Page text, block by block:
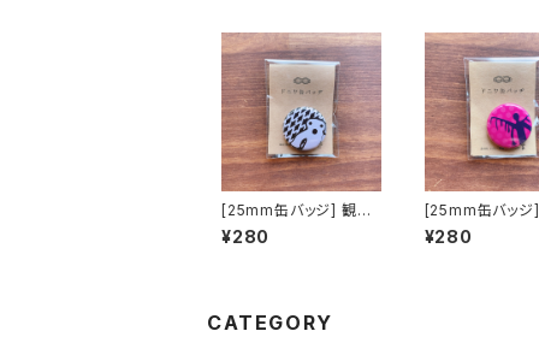
[25mm缶バッジ] 観音
寺本馬遺跡出土土偶
モノクロ
¥280
[25mm缶バッジ]
ペシャーマン
ット
¥280
CATEGORY